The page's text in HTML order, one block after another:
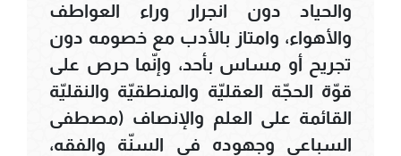
والحياد دون انجرار وراء العواطف
والأهواء، وامتاز بالأدب مع خصومه دون
تجريح أو مساس بأحد، وإنّما حرص على
قوّة الحجّة العقليّة والمنطقيّة والنقليّة
القائمة على العلم والإنصاف (مصطفى
السباعي وجهوده في السنّة والفقه،